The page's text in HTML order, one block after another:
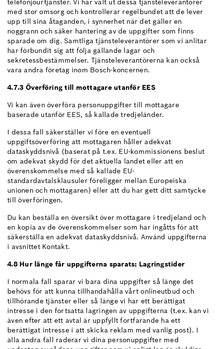
telefonjourtjänster. Vi har valt ut dessa tjänsteleverantörer
med stor omsorg och kontrollerar regelbundet att de lever
upp till sina åtaganden, i synnerhet när det gäller en
noggrann och säker hantering av de uppgifter som finns
sparade om dig. Samtliga tjänsteleverantörer som vi anlitar
har förbundit sig att följa gällande lagar och
sekretessbestämmelser. Tjänsteleverantörerna kan också
vara andra företag inom Bosch-koncernen.
4.7.3 Överföring till mottagare utanför EES
Vi kan även överföra personuppgifter till mottagare
baserade utanför EES, så kallade tredjeländer.
I dessa fall säkerställer vi före en eventuell
uppgiftsöverföring att mottagaren håller adekvat
dataskyddsnivå (baserat på t.ex. EU-kommissionens beslut
om adekvat skydd för det aktuella landet eller att en
överenskommelse med så kallade EU-
standardavtalsklausuler föreligger mellan Europeiska
unionen och mottagaren) eller att du har gett ditt samtycke
till överföringen.
Du kan beställa en översikt över mottagare i tredjeland och
en kopia av de överenskommelser som har ingåtts för att
säkerställa en adekvat dataskyddsnivå. Använd uppgifterna
i avsnittet Kontakt.
4.8 Hur länge får uppgifterna sparats; Lagringstider
I normala fall sparar vi bara dina uppgifter så länge det
behövs för att kunna tillhandahålla vårt onlineutbud och
tillhörande tjänster eller så länge vi har ett berättigat
intresse i den fortsatta lagringen av uppgifterna (t.ex. kan vi
även efter att ett avtal är uppfyllt fortfarande ha ett
berättigat intresse i att skicka reklam med vanlig post). I
alla andra fall raderar vi dina personuppgifter med